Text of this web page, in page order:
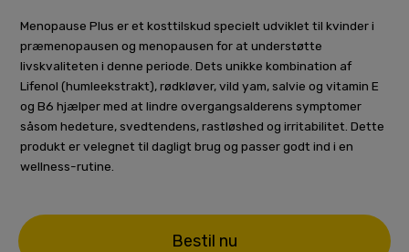
Menopause Plus er et kosttilskud specielt udviklet til kvinder i
præmenopausen og menopausen for at understøtte
livskvaliteten i denne periode. Dets unikke kombination af
Lifenol (humleekstrakt), rødkløver, vild yam, salvie og vitamin E
og B6 hjælper med at lindre overgangsalderens symptomer
såsom hedeture, svedtendens, rastløshed og irritabilitet. Dette
produkt er velegnet til dagligt brug og passer godt ind i en
wellness-rutine.
Bestil nu